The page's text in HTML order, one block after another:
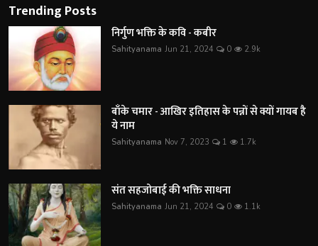
Trending Posts
निर्गुण भक्ति के कवि - कबीर
Sahityanama Jun 21, 2024 0 2.9k
बाँके चमार - आखिर इतिहास के पन्नों से क्यों गायब है
ये नाम
Sahityanama Nov 7, 2023 1 1.7k
संत सहजोबाई की भक्ति साधना
Sahityanama Jun 21, 2024 0 1.1k